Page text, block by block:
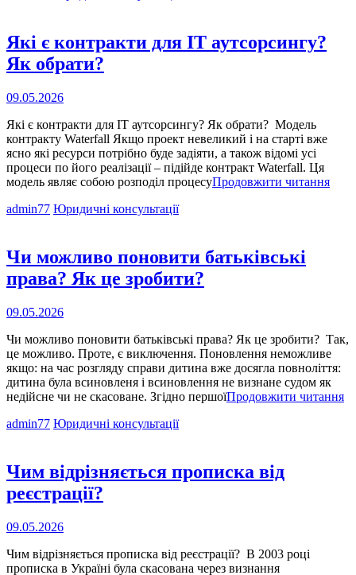
Які є контракти для IT аутсорсингу?
Як обрати?
Опубліковано
09.05.2026
Які є контракти для IT аутсорсингу? Як обрати? Модель
контракту Waterfall Якщо проект невеликий і на старті вже
ясно які ресурси потрібно буде задіяти, а також відомі усі
процеси по його реалізації – підійде контракт Waterfall. Ця
модель являє собою розподіл процесуПродовжити читанняЯкі
admin77 Cat
Юридичні консультації
Чи можливо поновити батьківські
права? Як це зробити?
Опубліковано
09.05.2026
Чи можливо поновити батьківські права? Як це зробити? Так,
це можливо. Проте, є виключення. Поновлення неможливе
якщо: на час розгляду справи дитина вже досягла повноліття:
дитина була всиновленя і всиновлення не визнане судом як
недійсне чи не скасоване. Згідно першоїПродовжити читання
admin77 Cat
Юридичні консультації
Чим відрізняється прописка від
реєстрації?
Опубліковано
09.05.2026
Чим відрізняється прописка від реєстрації? В 2003 році
прописка в Україні була скасована через визнання